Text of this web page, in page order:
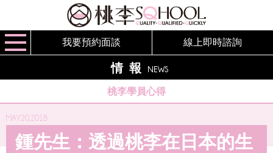
我要預約面談 線上即時諮詢
情報 NEWS
桃李學員心得
MAY.20,2018
鍾先生：透過桃李在日本的生